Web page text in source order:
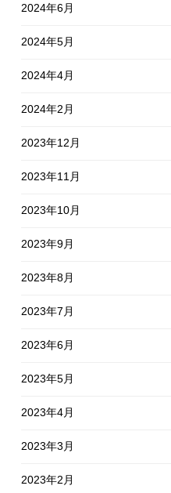
2024年6月
2024年5月
2024年4月
2024年2月
2023年12月
2023年11月
2023年10月
2023年9月
2023年8月
2023年7月
2023年6月
2023年5月
2023年4月
2023年3月
2023年2月